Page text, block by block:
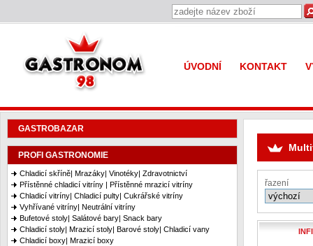
ÚVODNÍ KONTAKT
GASTROBAZAR
PROFI GASTRONOMIE
Chladicí skříně| Mrazáky| Vinotéky| Zdravotnictví
Přístěnné chladicí vitríny | Přístěnné mrazicí vitríny
Chladicí vitríny| Chladicí pulty| Cukrářské vitríny
Vyhřívané vitríny| Neutrální vitríny
Bufetové stoly| Salátové bary| Snack bary
Chladicí stoly| Mrazicí stoly| Barové stoly| Chladicí vany
Chladicí boxy| Mrazicí boxy
řazení